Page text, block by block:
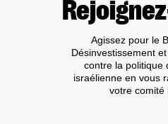
Agissez pour le
Désinvestissement
contre la politique
israélienne en vous
votre comité